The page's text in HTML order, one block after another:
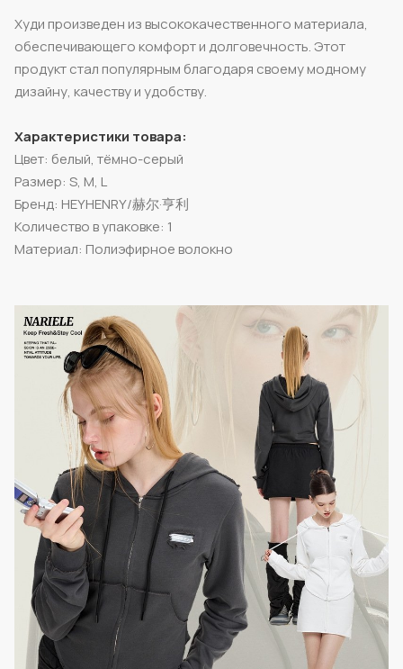
Худи произведен из высококачественного материала,
обеспечивающего комфорт и долговечность. Этот
продукт стал популярным благодаря своему модному
дизайну, качеству и удобству.
Характеристики товара:
Цвет: белый, тёмно-серый
Размер: S, M, L
Бренд: HEYHENRY/赫尔·亨利
Количество в упаковке: 1
Материал: Полиэфирное волокно